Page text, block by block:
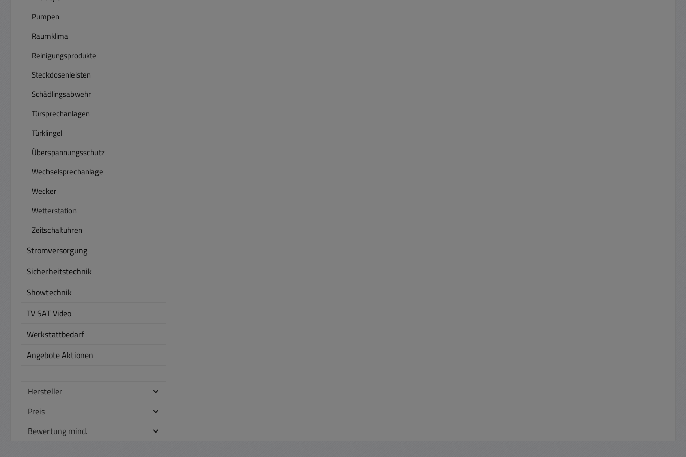
Pumpen
Raumklima
Reinigungsprodukte
Steckdosenleisten
Schädlingsabwehr
Türsprechanlagen
Türklingel
Überspannungsschutz
Wechselsprechanlage
Wecker
Wetterstation
Zeitschaltuhren
Stromversorgung
Sicherheitstechnik
Showtechnik
TV SAT Video
Werkstattbedarf
Angebote Aktionen
Hersteller
Preis
Bewertung mind.